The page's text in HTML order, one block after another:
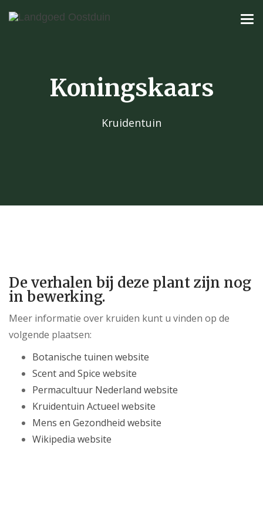
Koningskaars
Kruidentuin
De verhalen bij deze plant zijn nog
in bewerking.
Meer informatie over kruiden kunt u vinden op de
volgende plaatsen:
Botanische tuinen website
Scent and Spice website
Permacultuur Nederland website
Kruidentuin Actueel website
Mens en Gezondheid website
Wikipedia website